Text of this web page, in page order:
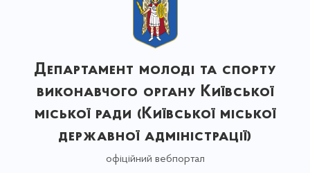
Департамент молоді та спорту
виконавчого органу Київської
міської ради (Київської міської
державної адміністрації)
офіційний вебпортал